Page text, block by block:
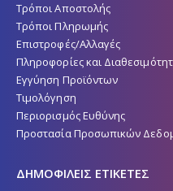
Τρόποι Αποστολής
Τρόποι Πληρωμής
Επιστροφές/Αλλαγές
Πληροφορίες και
Εγγύηση Προϊόντων
Τιμολόγηση
Περιορισμός Ευθύνης
Προστασία Προσωπικών
ΔΗΜΟΦΙΛΕΙΣ ΕΤΙΚΕΤΕΣ